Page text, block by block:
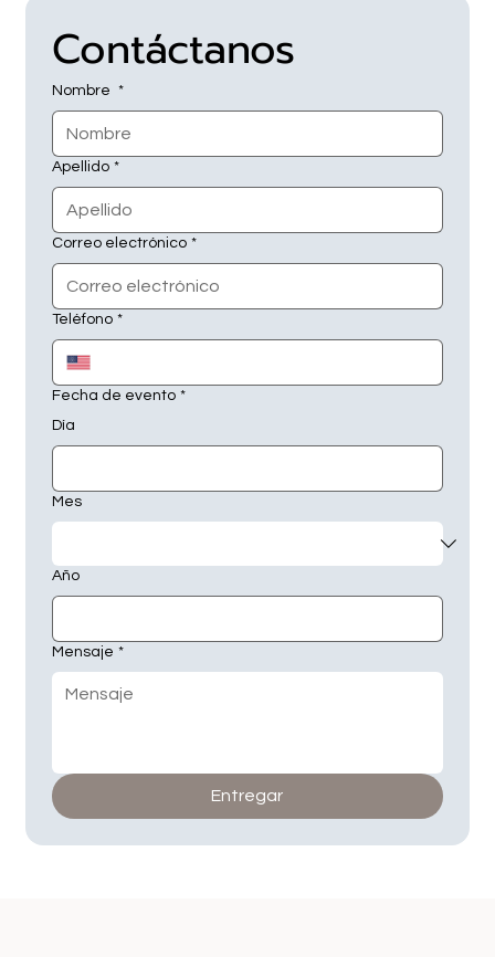
Contáctanos
Nombre *
Apellido *
Correo electrónico *
Teléfono *
Fecha de evento *
Día
Mes
Año
Mensaje *
Entregar